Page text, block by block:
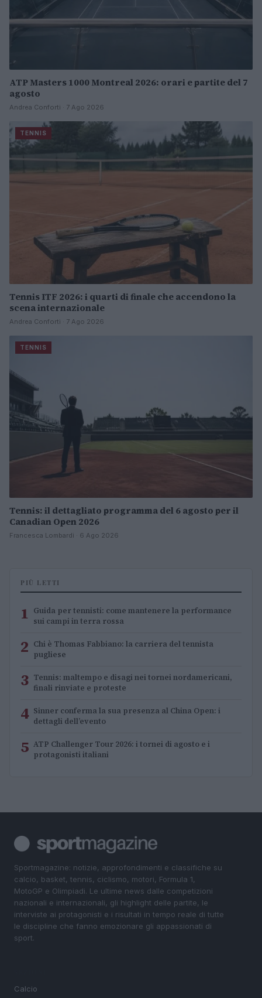
ATP Masters 1000 Montreal 2026: orari e partite del 7
agosto
Andrea Conforti · 7 Ago 2026
TENNIS
Tennis ITF 2026: i quarti di finale che accendono la
scena internazionale
Andrea Conforti · 7 Ago 2026
TENNIS
Tennis: il dettagliato programma del 6 agosto per il
Canadian Open 2026
Francesca Lombardi · 6 Ago 2026
PIÙ LETTI
1 Guida per tennisti: come mantenere la performance
sui campi in terra rossa
2 Chi è Thomas Fabbiano: la carriera del tennista
pugliese
3 Tennis: maltempo e disagi nei tornei nordamericani,
finali rinviate e proteste
4 Sinner conferma la sua presenza al China Open: i
dettagli dell’evento
5 ATP Challenger Tour 2026: i tornei di agosto e i
protagonisti italiani
Sportmagazine: notizie, approfondimenti e classifiche su
calcio, basket, tennis, ciclismo, motori, Formula 1,
MotoGP e Olimpiadi. Le ultime news dalle competizioni
nazionali e internazionali, gli highlight delle partite, le
interviste ai protagonisti e i risultati in tempo reale di tutte
le discipline che fanno emozionare gli appassionati di
sport.
Calcio